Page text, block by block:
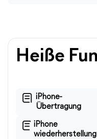
Heiße
iPhone-
Übertragung
iPhone
wiederherstellung